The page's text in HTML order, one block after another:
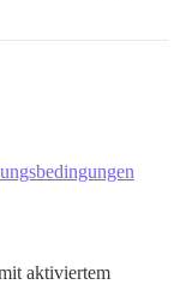
aktiviertem